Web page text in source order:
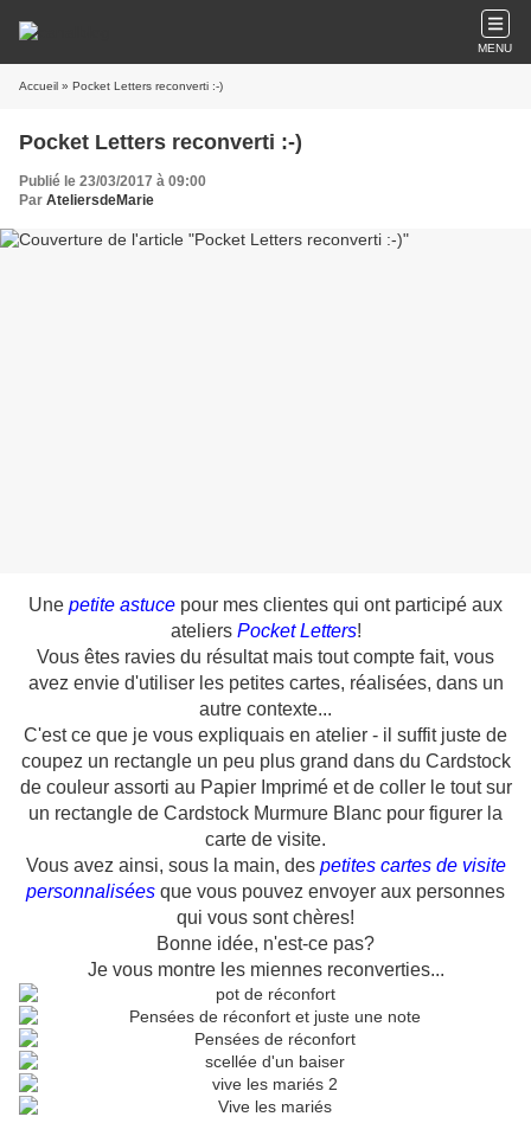
MENU
Accueil » Pocket Letters reconverti :-)
Pocket Letters reconverti :-)
Publié le 23/03/2017 à 09:00
Par AteliersdeMarie
Une petite astuce pour mes clientes qui ont participé aux
ateliers Pocket Letters!
Vous êtes ravies du résultat mais tout compte fait, vous
avez envie d'utiliser les petites cartes, réalisées, dans un
autre contexte...
C'est ce que je vous expliquais en atelier - il suffit juste de
coupez un rectangle un peu plus grand dans du Cardstock
de couleur assorti au Papier Imprimé et de coller le tout sur
un rectangle de Cardstock Murmure Blanc pour figurer la
carte de visite.
Vous avez ainsi, sous la main, des petites cartes de visite
personnalisées que vous pouvez envoyer aux personnes
qui vous sont chères!
Bonne idée, n'est-ce pas?
Je vous montre les miennes reconverties...